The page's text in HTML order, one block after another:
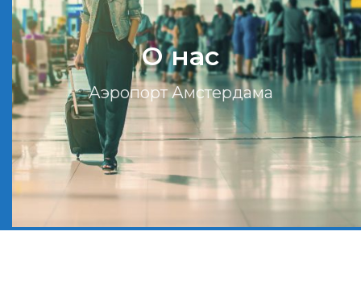
О нас
Аэропорт Амстердама